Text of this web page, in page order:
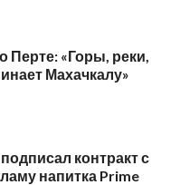
Перте: «Горы, реки,
Махачкалу»
контракт с
напитка Prime